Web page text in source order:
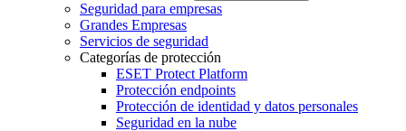
Seguridad para empresas
Grandes Empresas
Servicios de seguridad
Categorías de protección
ESET Protect Platform
Protección endpoints
Protección de identidad y datos personales
Seguridad en la nube